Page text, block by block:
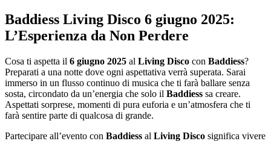
Baddiess Living Disco 6 giugno 2025:
L’Esperienza da Non Perdere
Cosa ti aspetta il 6 giugno 2025 al Living Disco con Baddiess?
Preparati a una notte dove ogni aspettativa verrà superata. Sarai
immerso in un flusso continuo di musica che ti farà ballare senza
sosta, circondato da un’energia che solo il Baddiess sa creare.
Aspettati sorprese, momenti di pura euforia e un’atmosfera che ti
farà sentire parte di qualcosa di grande.
Partecipare all’evento con Baddiess al Living Disco significa vivere